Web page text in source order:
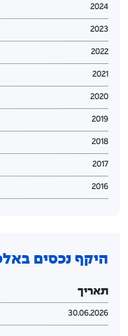
2024
2023
2022
2021
2020
2019
2018
2017
2016
היקף נכסים
תאריך
30.06.2026